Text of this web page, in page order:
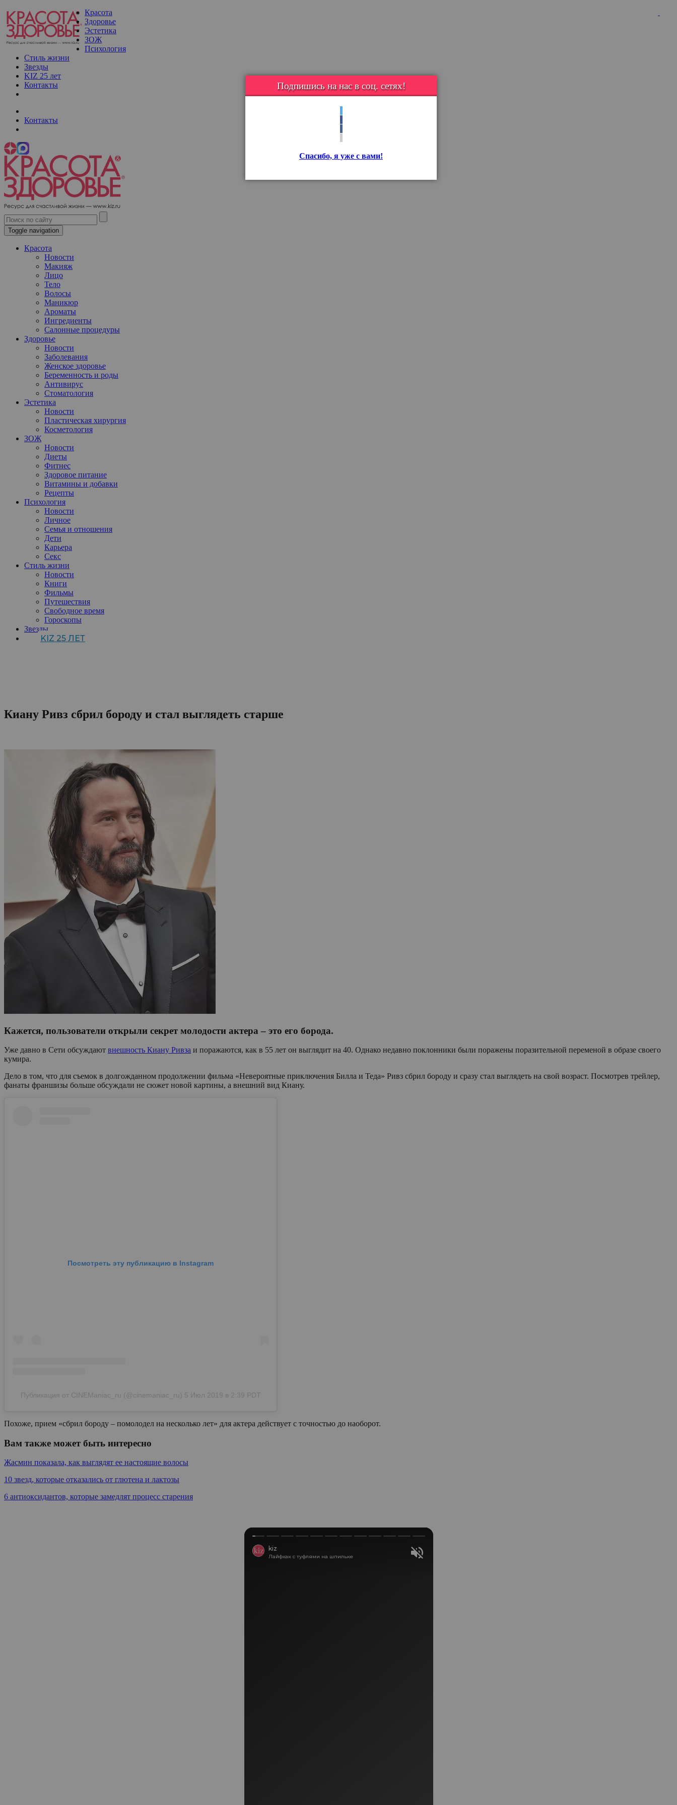
Красота
Здоровье
Эстетика
ЗОЖ
Психология
Стиль жизни
Звезды
KIZ 25 лет
Контакты
Контакты
Toggle navigation
Красота
Новости
Макияж
Лицо
Тело
Волосы
Маникюр
Ароматы
Ингредиенты
Салонные процедуры
Здоровье
Новости
Заболевания
Женское здоровье
Беременность и роды
Антивирус
Стоматология
Эстетика
Новости
Пластическая хирургия
Косметология
ЗОЖ
Новости
Диеты
Фитнес
Здоровое питание
Витамины и добавки
Рецепты
Психология
Новости
Личное
Семья и отношения
Дети
Карьера
Секс
Стиль жизни
Новости
Книги
Фильмы
Путешествия
Свободное время
Гороскопы
Звезды
KIZ 25 ЛЕТ
Подпишись на нас в соц. сетях!
Спасибо, я уже с вами!
Киану Ривз сбрил бороду и стал выглядеть старше
Кажется, пользователи открыли секрет молодости актера – это его борода.
Уже давно в Сети обсуждают внешность Киану Ривза и поражаются, как в 55 лет он выглядит на 40. Однако недавно поклонники были поражены поразительной переменой в образе своего
кумира.
Дело в том, что для съемок в долгожданном продолжении фильма «Невероятные приключения Билла и Теда» Ривз сбрил бороду и сразу стал выглядеть на свой возраст. Посмотрев трейлер,
фанаты франшизы больше обсуждали не сюжет новой картины, а внешний вид Киану.
Посмотреть эту публикацию в Instagram
Публикация от CINEManiac_ru (@cinemaniac_ru) 5 Июл 2019 в 2:39 PDT
Похоже, прием «сбрил бороду – помолодел на несколько лет» для актера действует с точностью до наоборот.
Вам также может быть интересно
Жасмин показала, как выглядят ее настоящие волосы
10 звезд, которые отказались от глютена и лактозы
6 антиоксидантов, которые замедлят процесс старения